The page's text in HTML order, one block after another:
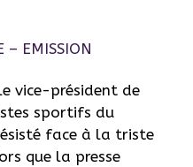
vice-président de
sportifs du
face à la triste
que la presse